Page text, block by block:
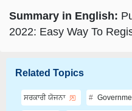
Summary in English:
2022: Easy Way To
Related Topics
ਸਰਕਾਰੀ ਯੋਜਨਾ